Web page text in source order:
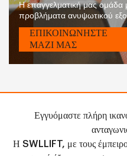
Η επαγγελματική μας ομάδα
προβλήματα ανυψωτικού
ΕΠΙΚΟΙΝΩΝΗΣΤΕ
ΜΑΖΙ ΜΑΣ
Εγγυόμαστε πλήρη
Η SWLLIFT, με τους